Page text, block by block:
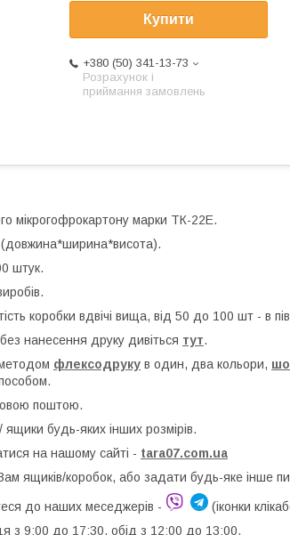
Купити
+380 (50) 341-13-73
Розрахунок і
приймання замовлень
мікрогофрокартону марки ТК-22Е.
штук.
коробки вдвічі вища, від 50 до 100 шт - в
нанесення друку дивіться тут.
флексодруку в один, два кольори,
поштою.
будь-яких інших розмірів.
на нашому сайті - tara07.com.ua
ящиків/коробок, або задати будь-яке інше
до наших меседжерів -
(іконки
з 9:00 до 17:30, обід з 12:00 до 13:00.